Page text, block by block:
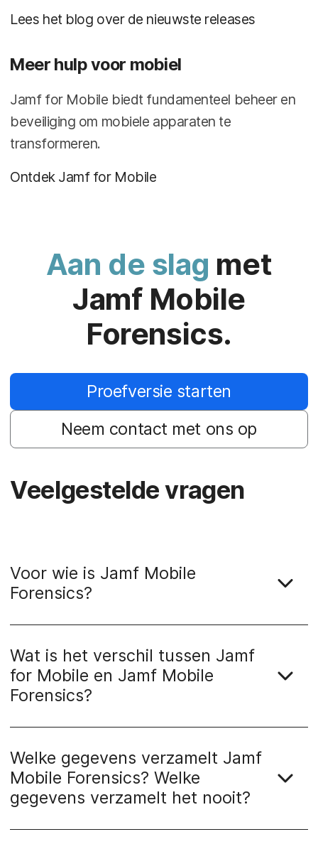
Lees het blog over de nieuwste releases
Meer hulp voor mobiel
Jamf for Mobile biedt fundamenteel beheer en
beveiliging om mobiele apparaten te
transformeren.
Ontdek Jamf for Mobile
Aan de slag met
Jamf Mobile
Forensics.
Proefversie starten
Neem contact met ons op
Veelgestelde vragen
Voor wie is Jamf Mobile
Forensics?
Wat is het verschil tussen Jamf
for Mobile en Jamf Mobile
Forensics?
Welke gegevens verzamelt Jamf
Mobile Forensics? Welke
gegevens verzamelt het nooit?